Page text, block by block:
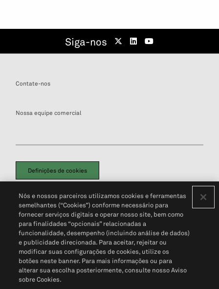
Siga-nos
Contate-nos
Nossa equipe comercial
Definições de cookies
Política de PrivacidadePortal de privacidade do cliente (em inglês)
Não Venda Minhas Informações Pessoais© 2026 S&P Global
Nós e nossos parceiros utilizamos cookies e ferramentas
semelhantes (“Cookies”) conforme necessário para
fornecer serviços digitais e operar nosso site, bem como
para finalidades “opcionais” relacionadas a
funcionalidade, desempenho (incluindo análise de dados)
e publicidade direcionada. Para aceitar, rejeitar ou
modificar suas configurações de cookies, utilize os
botões neste banner. Para mais informações ou para
alterar sua escolha posteriormente, consulte nosso Aviso
sobre Cookies.